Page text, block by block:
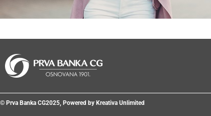
© Prva Banka CG2025, Powered by Kreativa Unlimited